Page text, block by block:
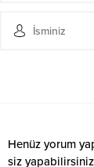
Henüz yorum
siz